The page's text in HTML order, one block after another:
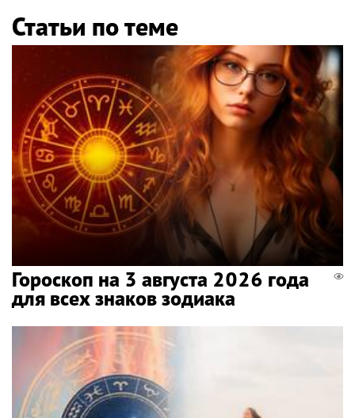
Статьи по теме
Гороскоп на 3 августа 2026 года
для всех знаков зодиака